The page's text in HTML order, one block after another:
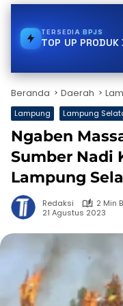
TERSEDIATOKEN PLN
TOP UP PRODUK
Beranda Daerah
Lampung Lampung
Ngaben
Sumber Nadi
Lampung
Redaksi
2 Min
21 Agustus 2023